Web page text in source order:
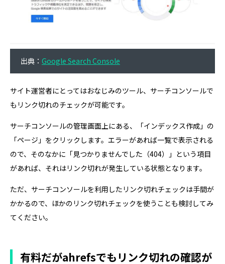
出典： Google Search Console
サイト運営者にとってはおなじみのツール、サーチコンソールで
もリンク切れのチェックが可能です。
サーチコンソールの管理画面上にある、「インデックス作成」の
「ページ」をクリックします。エラーがあれば一覧で表示される
ので、そのなかに「見つかりませんでした（404）」という項目
があれば、それはリンク切れが発生している状態となります。
ただ、サーチコンソールを利用したリンク切れチェックは手間が
かかるので、ほかのリンク切れチェックを使うことも検討してみ
てください。
有料だがahrefsでもリンク切れの確認が